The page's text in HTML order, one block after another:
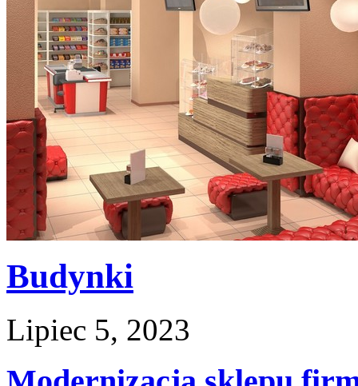
Budynki
Lipiec 5, 2023